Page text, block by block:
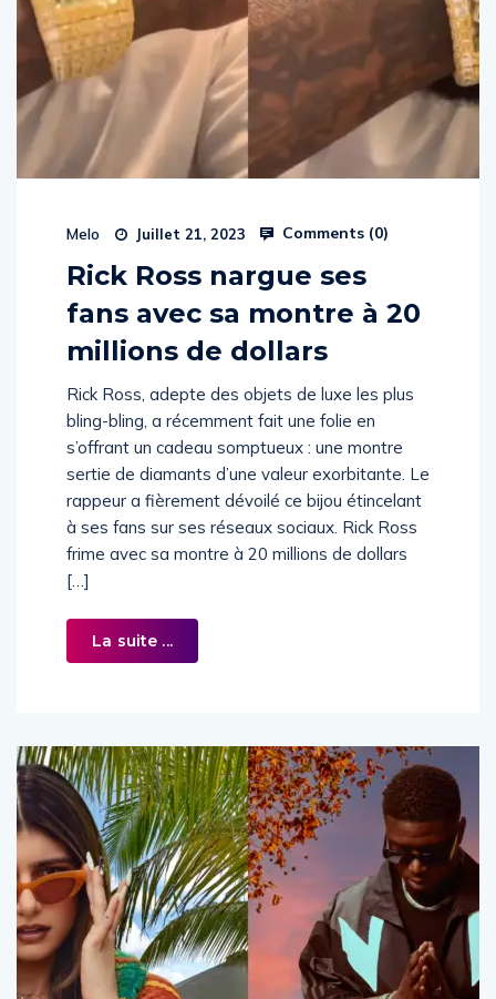
Melo Juillet 21, 2023 Comments (0)
Rick Ross nargue ses
fans avec sa montre à 20
millions de dollars
Rick Ross, adepte des objets de luxe les plus
bling-bling, a récemment fait une folie en
s’offrant un cadeau somptueux : une montre
sertie de diamants d’une valeur exorbitante. Le
rappeur a fièrement dévoilé ce bijou étincelant
à ses fans sur ses réseaux sociaux. Rick Ross
frime avec sa montre à 20 millions de dollars
[…]
La suite ...